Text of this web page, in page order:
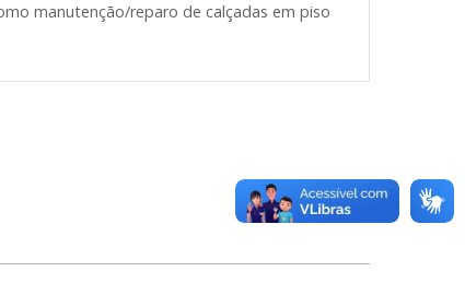
manutenção/reparo de calçadas em piso